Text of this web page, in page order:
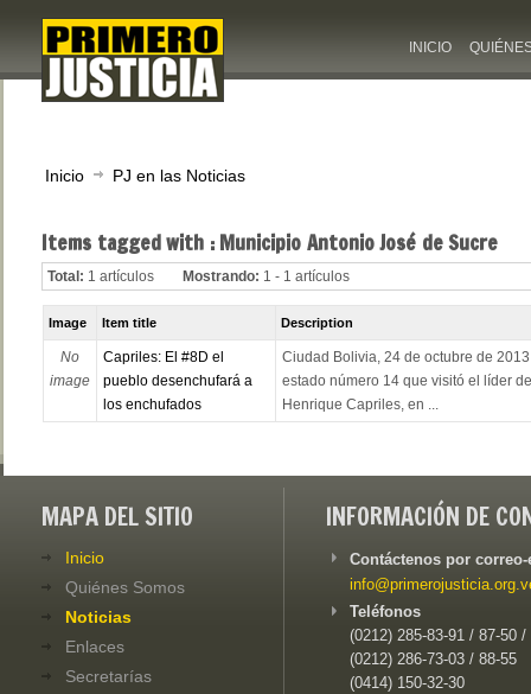
INICIO
Inicio PJ en las Noticias
Items tagged with : Municipio Antonio José de Sucre
Total: 1 artículos Mostrando: 1 - 1 artículos
Image Item title Description
No
image
Capriles: El #8D el
pueblo desenchufará a
los enchufados
Ciudad Bolivia, 24 de octubre de
estado número 14 que visitó el líder
Henrique Capriles, en ...
MAPA DEL SITIO
Inicio
Quiénes Somos
Noticias
Enlaces
Secretarías
INFORMACIÓN DE
Contáctenos por
Teléfonos
(0212) 285-83-91 / 87-50 /
(0212) 286-73-03 / 88-55
(0414) 150-32-30